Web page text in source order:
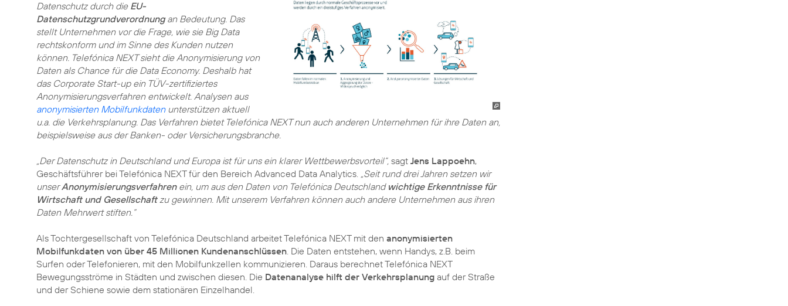
Datenschutz durch die EU-
Datenschutzgrundverordnungan Bedeutung. Das
stellt Unternehmen vor die Frage, wie sie Big Data
rechtskonform und im Sinne des Kunden nutzen
können. Telefónica NEXT sieht die Anonymisierung von
Daten als Chance für die Data Economy. Deshalb hat
das Corporate Start-up ein TÜV-zertifiziertes
Anonymisierungsverfahren entwickelt. Analysen aus
anonymisierten Mobilfunkdatenunterstützen aktuell
u.a. die Verkehrsplanung. Das Verfahren bietet Telefónica NEXT nun auch anderen Unternehmen für ihre Daten an,
beispielsweise aus der Banken- oder Versicherungsbranche.
„Der Datenschutz in Deutschland und Europa ist für uns ein klarer Wettbewerbsvorteil“, sagt Jens Lappoehn,
Geschäftsführer bei Telefónica NEXT für den Bereich Advanced Data Analytics. „Seit rund drei Jahren setzen wir
unserAnonymisierungsverfahrenein, um aus den Daten von Telefónica Deutschland wichtige Erkenntnisse für
Wirtschaft und Gesellschaftzu gewinnen. Mit unserem Verfahren können auch andere Unternehmen aus ihren
Daten Mehrwert stiften.“
Als Tochtergesellschaft von Telefónica Deutschland arbeitet Telefónica NEXT mit den anonymisierten
Mobilfunkdaten von über 45 Millionen Kundenanschlüssen. Die Daten entstehen, wenn Handys, z.B. beim
Surfen oder Telefonieren, mit den Mobilfunkzellen kommunizieren. Daraus berechnet Telefónica NEXT
Bewegungsströme in Städten und zwischen diesen. Die Datenanalyse hilft der Verkehrsplanung auf der Straße
und der Schiene sowie dem stationären Einzelhandel.